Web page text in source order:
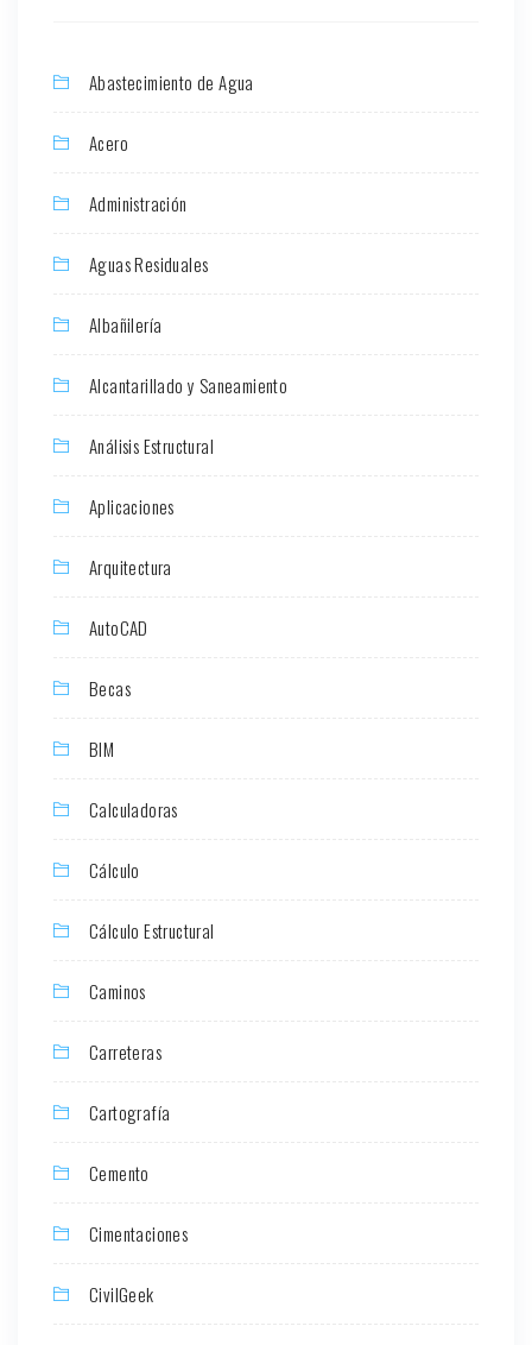
Abastecimiento de Agua
Acero
Administración
Aguas Residuales
Albañilería
Alcantarillado y Saneamiento
Análisis Estructural
Aplicaciones
Arquitectura
AutoCAD
Becas
BIM
Calculadoras
Cálculo
Cálculo Estructural
Caminos
Carreteras
Cartografía
Cemento
Cimentaciones
CivilGeek